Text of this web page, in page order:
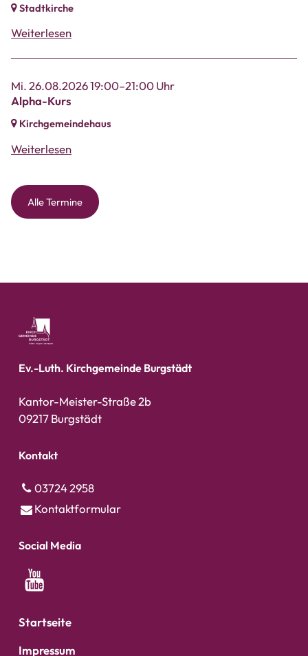
Stadtkirche
Weiterlesen
Mi. 26.08.2026 19:00–21:00 Uhr
Alpha-Kurs
Kirchgemeindehaus
Weiterlesen
Alle Termine
Ev.-Luth. Kirchgemeinde Burgstädt
Kantor-Meister-Straße 2b
09217 Burgstädt
Kontakt
03724 2958
Kontaktformular
Social Media
Startseite
Impressum